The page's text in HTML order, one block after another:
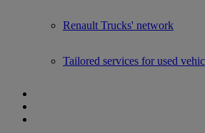
Renault Trucks' network
Tailored services for used